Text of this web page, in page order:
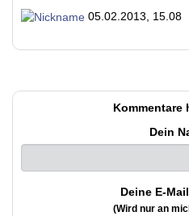
05.02.2013, 15.08
Kommentare
Dein
Deine E-
(Wird nur an